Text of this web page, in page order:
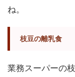
ね。
枝豆の離乳食
業務スーパーの